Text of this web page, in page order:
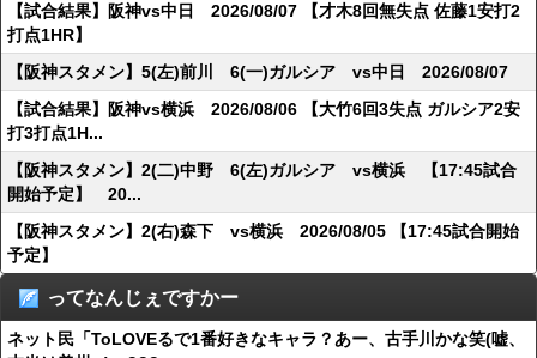
【試合結果】阪神vs中日 2026/08/07 【才木8回無失点 佐藤1安打2
打点1HR】
【阪神スタメン】5(左)前川 6(一)ガルシア vs中日 2026/08/07
【試合結果】阪神vs横浜 2026/08/06 【大竹6回3失点 ガルシア2安
打3打点1H...
【阪神スタメン】2(二)中野 6(左)ガルシア vs横浜 【17:45試合
開始予定】 20...
【阪神スタメン】2(右)森下 vs横浜 2026/08/05 【17:45試合開始
予定】
ってなんじぇですかー
ネット民「ToLOVEるで1番好きなキャラ？あー、古手川かな笑(嘘、